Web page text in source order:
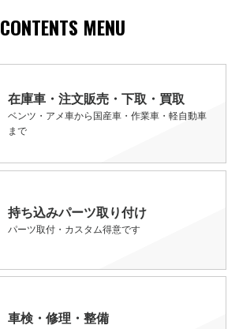
CONTENTS MENU
在庫車・注文販売・下取・買取
ベンツ・アメ車から国産車・作業車・軽自動車
まで
持ち込みパーツ取り付け
パーツ取付・カスタム得意です
車検・修理・整備